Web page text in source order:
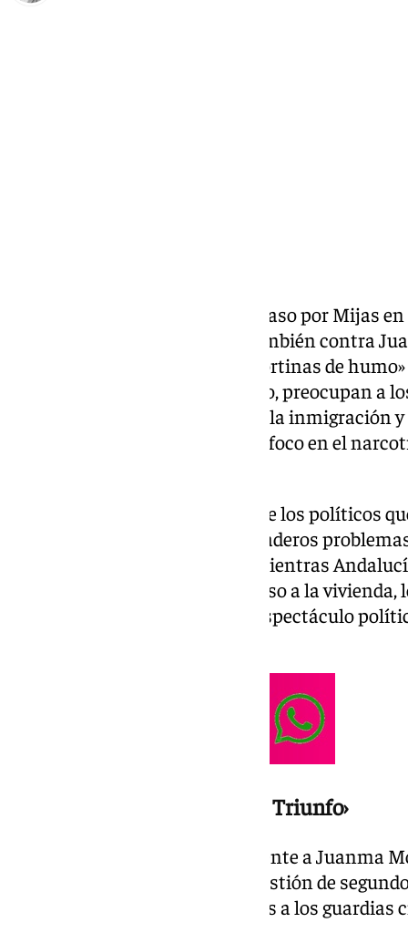
Santiago Abascal convirtió su paso por Mijas
Gobierno dePedro Sánchez y también contra
sumarse a una estrategia de «cortinas de
problemas reales que, a su juicio, preocupan a
duro, marcado por la seguridad, la inmigración
el tono de la campaña y puso el foco en el
«Estoy particularmente harto de los políticos
para queno se hable de los verdaderos
presidente de Vox criticó que, mientras
inseguridad y una crisis de acceso a la
pendientes de la imagen y del espectáculo
De luto a ‹modus Operación Triunfo›
El líder de Vox señaló directamente a Juanma
luto a Operación Triunfo en cuestión de
tono político tras los homenajes a los guardias